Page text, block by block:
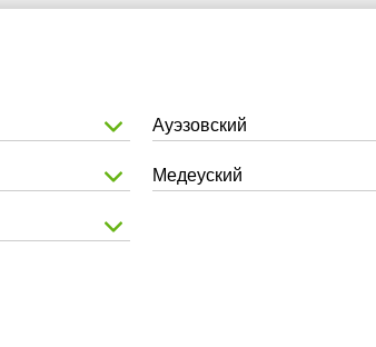
Ауэзовский
Медеуский